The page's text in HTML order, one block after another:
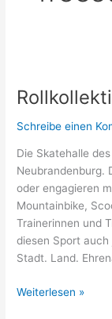
Schreibe einen
Die Skatehalle
Neubrandenburg.
oder engagieren
Mountainbike,
Trainerinnen und
diesen Sport
Stadt. Land.
Tore
V.
Weiterlesen »